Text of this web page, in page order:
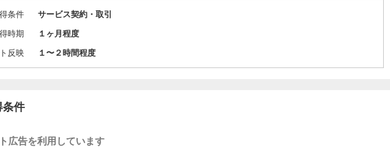
用意されているトレードルールをえらぶだけで簡単に自動売買を使った
資産運用を始めることができます。
また、自身の考えでトレードルールを作成できる機能も有しており、幅
広い経験者に利用いただいております。
条件 サービス契約・取引
時期 １ヶ月程度
反映 １〜２時間程度
件
広告を利用しています